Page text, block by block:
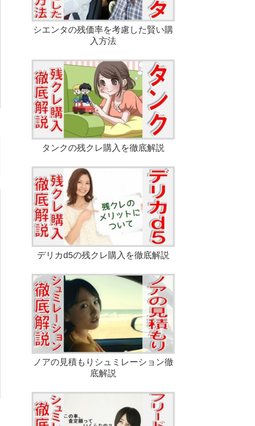
シエンタの残価率を考慮した賢い購
入方法
タンクの残クレ購入を徹底解説
デリカd5の残クレ購入を徹底解説
ノアの見積もりシュミレーション徹
底解説